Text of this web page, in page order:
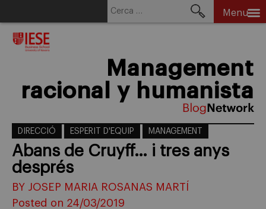
Menu
Management
racional y humanista
DIRECCIÓ ESPERIT D'EQUIP MANAGEMENT
Abans de Cruyff… i tres anys
després
BY JOSEP MARIA ROSANAS MARTÍ
Posted on 24/03/2019